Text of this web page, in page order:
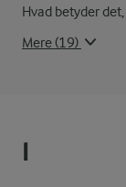
Hvad betyder
Mere (19)
I